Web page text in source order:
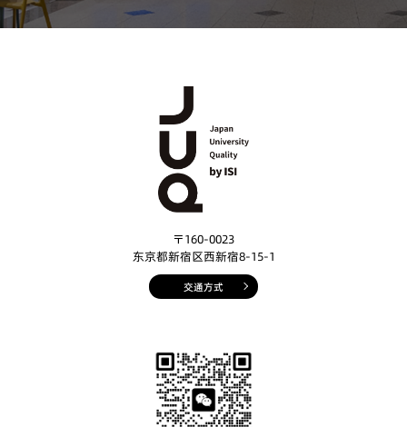
〒160-0023
东京都新宿区西新宿8-15-1
交通方式